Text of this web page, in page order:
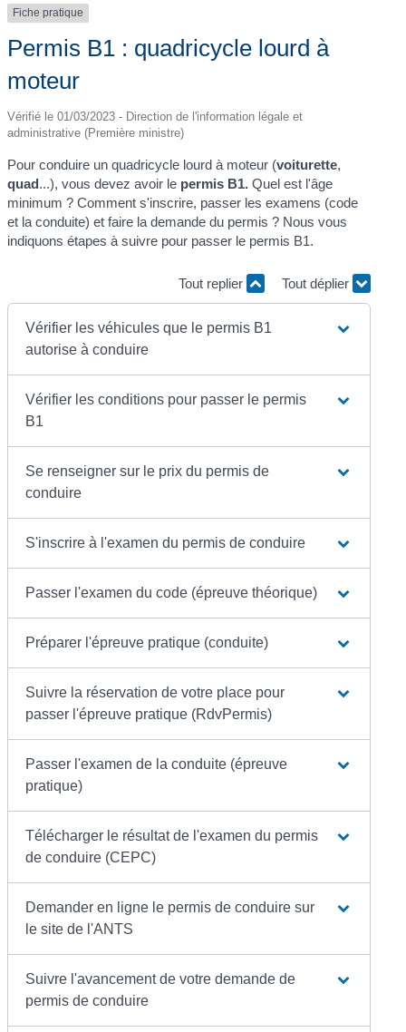
Fiche pratique
Permis B1 : quadricycle lourd à
moteur
Vérifié le 01/03/2023 - Direction de l'information légale et
administrative (Première ministre)
Pour conduire un quadricycle lourd à moteur (voiturette,
quad...), vous devez avoir le permis B1. Quel est l'âge
minimum ? Comment s'inscrire, passer les examens (code
et la conduite) et faire la demande du permis ? Nous vous
indiquons étapes à suivre pour passer le permis B1.
Tout replier Tout déplier
Vérifier les véhicules que le permis B1
autorise à conduire
Vérifier les conditions pour passer le permis
B1
Se renseigner sur le prix du permis de
conduire
S'inscrire à l'examen du permis de conduire
Passer l'examen du code (épreuve théorique)
Préparer l'épreuve pratique (conduite)
Suivre la réservation de votre place pour
passer l'épreuve pratique (RdvPermis)
Passer l'examen de la conduite (épreuve
pratique)
Télécharger le résultat de l'examen du permis
de conduire (CEPC)
Demander en ligne le permis de conduire sur
le site de l'ANTS
Suivre l'avancement de votre demande de
permis de conduire